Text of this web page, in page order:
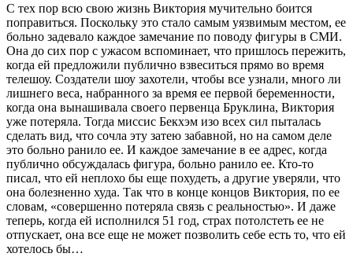
С тех пор всю свою жизнь Виктория мучительно боится
поправиться. Поскольку это стало самым уязвимым местом, ее
больно задевало каждое замечание по поводу фигуры в СМИ.
Она до сих пор с ужасом вспоминает, что пришлось пережить,
когда ей предложили публично взвеситься прямо во время
телешоу. Создатели шоу захотели, чтобы все узнали, много ли
лишнего веса, набранного за время ее первой беременности,
когда она вынашивала своего первенца Бруклина, Виктория
уже потеряла. Тогда миссис Бекхэм изо всех сил пыталась
сделать вид, что сочла эту затею забавной, но на самом деле
это больно ранило ее. И каждое замечание в ее адрес, когда
публично обсуждалась фигура, больно ранило ее. Кто-то
писал, что ей неплохо бы еще похудеть, а другие уверяли, что
она болезненно худа. Так что в конце концов Виктория, по ее
словам, «совершенно потеряла связь с реальностью». И даже
теперь, когда ей исполнился 51 год, страх потолстеть ее не
отпускает, она все еще не может позволить себе есть то, что ей
хотелось бы…